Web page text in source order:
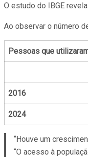
O estudo do IBGE
Ao observar o número
Pessoas que
2016
2024
“Houve um
“O acesso à